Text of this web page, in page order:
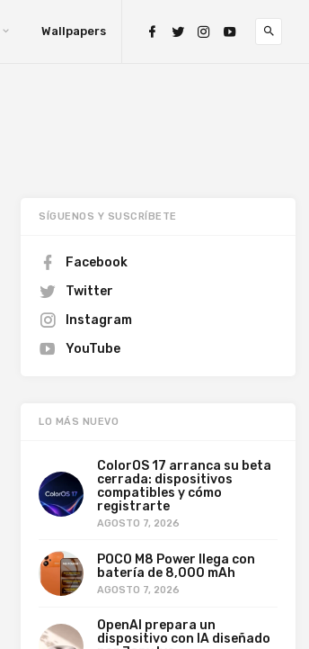
Wallpapers
SÍGUENOS Y SUSCRÍBETE
Facebook
Twitter
Instagram
YouTube
LO MÁS NUEVO
ColorOS 17 arranca su beta
cerrada: dispositivos
compatibles y cómo
registrarte
AGOSTO 7, 2026
POCO M8 Power llega con
batería de 8,000 mAh
AGOSTO 7, 2026
OpenAI prepara un
dispositivo con IA diseñado